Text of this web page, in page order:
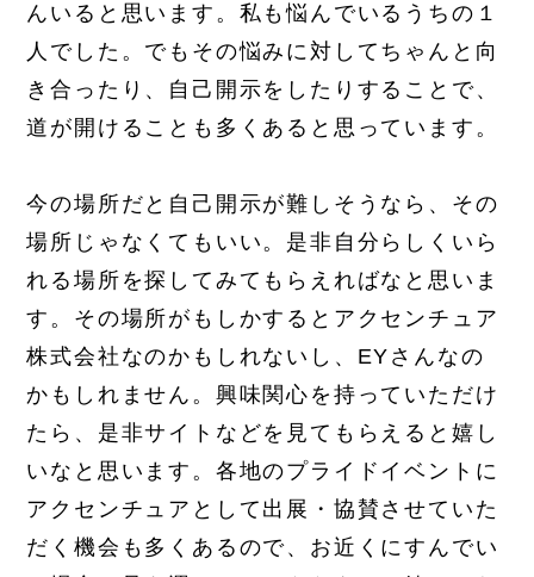
んいると思います。私も悩んでいるうちの１
人でした。でもその悩みに対してちゃんと向
き合ったり、自己開示をしたりすることで、
道が開けることも多くあると思っています。
今の場所だと自己開示が難しそうなら、その
場所じゃなくてもいい。是非自分らしくいら
れる場所を探してみてもらえればなと思いま
す。その場所がもしかするとアクセンチュア
株式会社なのかもしれないし、EYさんなの
かもしれません。興味関心を持っていただけ
たら、是非サイトなどを見てもらえると嬉し
いなと思います。各地のプライドイベントに
アクセンチュアとして出展・協賛させていた
だく機会も多くあるので、お近くにすんでい